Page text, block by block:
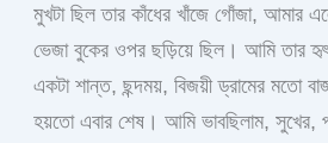
মুখটা ছিল তার কাঁধের খাঁজে গোঁজা, আমার
ভেজা বুকের ওপর ছড়িয়ে ছিল। আমি তার
একটা শান্ত, ছন্দময়, বিজয়ী ড্রামের মতো
হয়তো এবার শেষ। আমি ভাবছিলাম, সুখের,